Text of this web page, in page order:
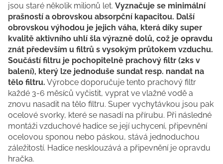
jsou staré několik milionů let. Vyznačuje se minimální
prašností a obrovskou absorpční kapacitou. Další
obrovskou výhodou je jejich váha, která díky super
kvalitě aktivního uhlí šla výrazně dolů, což je opravdu
znát především u filtrů s vysokým průtokem vzduchu.
Součástí filtru je pochopitelně prachový filtr (2ks v
balení), který lze jednoduše sundat resp. nandat na
tělo filtru. Výrobce doporučuje tento prachový filtr
každé 3-6 měsíců vyčistit, vyprat ve vlažné vodě a
znovu nasadit na tělo filtru. Super vychytávkou jsou pak
ocelové svorky, které se nasadí na přírubu. Při následné
montáži vzduchové hadice se její uchycení, připevnění
ocelovou sponou nebo páskou, stává jednoduchou
záležitostí. Hadice nesklouzává a připevnění je opravdu
hračka.